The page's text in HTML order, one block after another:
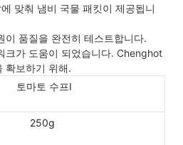
맞춰 냄비 국물 패킷이 제공됩니
이 품질을 완전히 테스트합니다.
크가 도움이 되었습니다. Chenghot
확보하기 위해.
토마토 수프Ⅰ
250g